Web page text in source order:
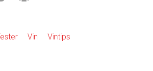
Vin Vintips